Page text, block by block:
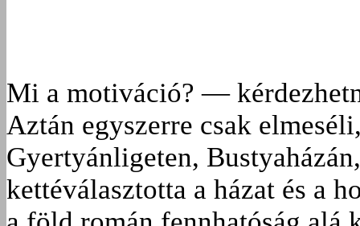
Mi a motiváció? —
Aztán egyszerre csak
Gyertyánligeten,
kettéválasztotta a házat és a